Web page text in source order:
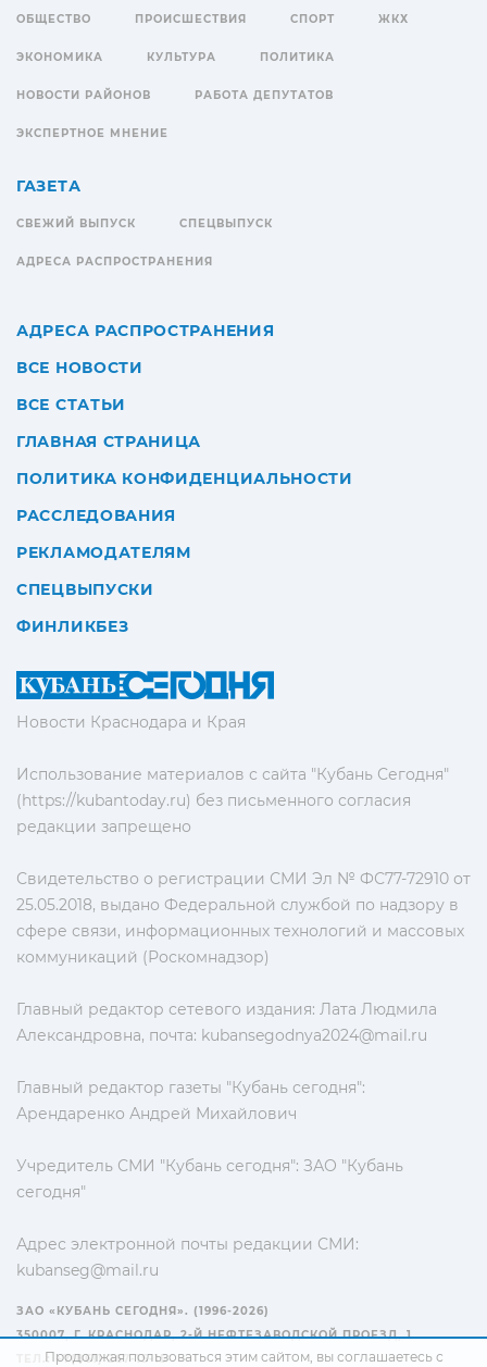
Новости Краснодара и Края
Использование материалов с сайта "Кубань Сегодня"
(https://kubantoday.ru) без письменного согласия
редакции запрещено
Свидетельство о регистрации СМИ Эл № ФС77-72910 от
25.05.2018, выдано Федеральной службой по надзору в
сфере связи, информационных технологий и массовых
коммуникаций (Роскомнадзор)
Главный редактор сетевого издания: Лата Людмила
Александровна, почта: kubansegodnya2024@mail.ru
Главный редактор газеты "Кубань сегодня":
Арендаренко Андрей Михайлович
Учредитель СМИ "Кубань сегодня": ЗАО "Кубань
сегодня"
Адрес электронной почты редакции СМИ:
kubanseg@mail.ru
ОБЩЕСТВО ПРОИСШЕСТВИЯ СПОРТ ЖКХ
ЭКОНОМИКА КУЛЬТУРА ПОЛИТИКА
НОВОСТИ РАЙОНОВ РАБОТА ДЕПУТАТОВ
ЭКСПЕРТНОЕ МНЕНИЕ
ГАЗЕТА
СВЕЖИЙ ВЫПУСК СПЕЦВЫПУСК
АДРЕСА РАСПРОСТРАНЕНИЯ
АДРЕСА РАСПРОСТРАНЕНИЯ
ВСЕ НОВОСТИ
ВСЕ СТАТЬИ
ГЛАВНАЯ СТРАНИЦА
ПОЛИТИКА КОНФИДЕНЦИАЛЬНОСТИ
РАССЛЕДОВАНИЯ
РЕКЛАМОДАТЕЛЯМ
СПЕЦВЫПУСКИ
ФИНЛИКБЕЗ
ЗАО «КУБАНЬ СЕГОДНЯ». (1996-2026)
350007, Г. КРАСНОДАР, 2-Й НЕФТЕЗАВОДСКОЙ ПРОЕЗД, 1
ТЕЛ.: +7(861) 267-15-15
Продолжая пользоваться этим сайтом, вы соглашаетесь с